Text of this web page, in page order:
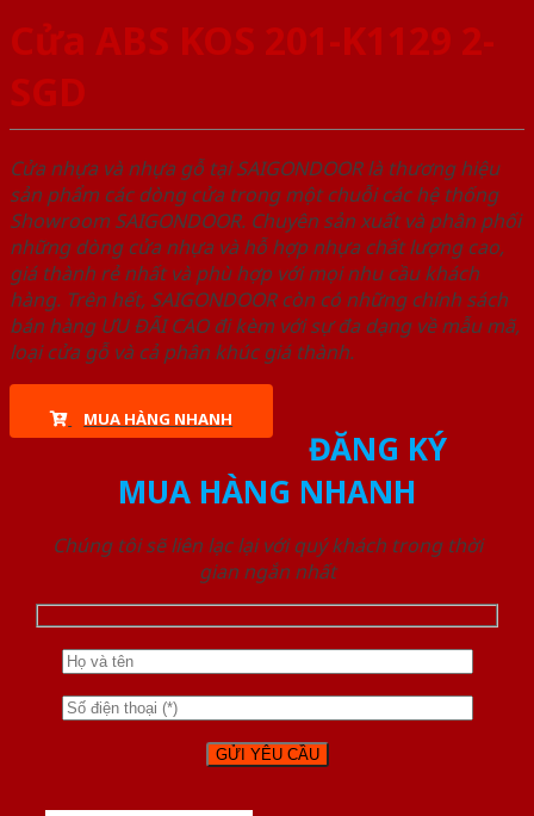
Cửa ABS KOS 201-K1129 2-
SGD
Cửa nhựa và nhựa gỗ tại SAIGONDOOR là thương hiệu
sản phẩm các dòng cửa trong một chuỗi các hệ thống
Showroom SAIGONDOOR. Chuyên sản xuất và phân phối
những dòng cửa nhựa và hỗ hợp nhựa chất lượng cao,
giá thành rẻ nhất và phù hợp với mọi nhu cầu khách
hàng. Trên hết, SAIGONDOOR còn có những chính sách
bán hàng ƯU ĐÃI CAO đi kèm với sự đa dạng về mẫu mã,
loại cửa gỗ và cả phân khúc giá thành.
MUA HÀNG NHANH
ĐĂNG KÝ
MUA HÀNG NHANH
Chúng tôi sẽ liên lạc lại với quý khách trong thời
gian ngắn nhất